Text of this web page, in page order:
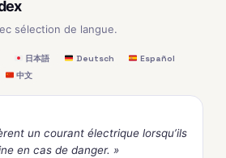
sélection de langue.
日本語 Deutsch
Español
中文
un courant électrique lorsqu’ils
en cas de danger. »